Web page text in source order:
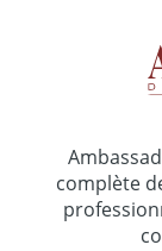
complète